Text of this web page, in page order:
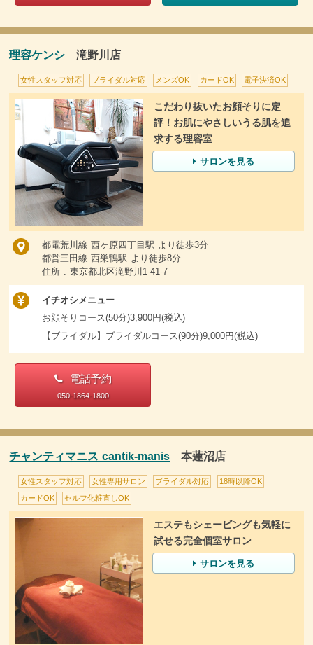
理容ケンシ 滝野川店
女性スタッフ対応 ブライダル対応 メンズOK カードOK 電子決済OK
こだわり抜いたお顔そりに定
評！お肌にやさしいうる肌を追
求する理容室
サロンを見る
都電荒川線 西ヶ原四丁目駅 より徒歩3分
都営三田線 西巣鴨駅 より徒歩8分
住所 : 東京都北区滝野川1-41-7
イチオシメニュー
お顔そりコース(50分)3,900円(税込)
【ブライダル】ブライダルコース(90分)9,000円(税込)
電話予約
050-1864-1800
チャンティマニス cantik-manis 本蓮沼店
女性スタッフ対応 女性専用サロン ブライダル対応 18時以降OK
カードOK セルフ化粧直しOK
エステもシェービングも気軽に
試せる完全個室サロン
サロンを見る